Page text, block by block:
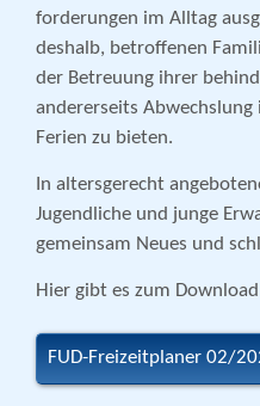
forderungen im Alltag
deshalb, betroffenen
der Betreuung ihrer
andererseits
Ferien zu bieten.
In altersgerecht
Jugendliche und junge
gemeinsam Neues und
Hier gibt es zum
FUD-Freizeitplaner 02/